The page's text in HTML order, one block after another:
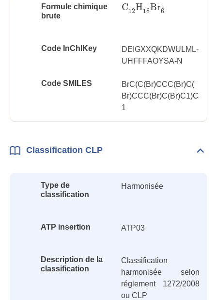
Formule chimique
brute
C12H18Br6
C12H18Br6
Code InChlKey
DEIGXXQKDWULML-
UHFFFAOYSA-N
Code SMILES
BrC(C(Br)CCC(Br)C(
Br)CCC(Br)C(Br)C1)C
1
Classification CLP
Type de
classification
Harmonisée
ATP insertion ATP03
Description de la
classification
Classification
harmonisée selon
réglement 1272/2008
ou CLP